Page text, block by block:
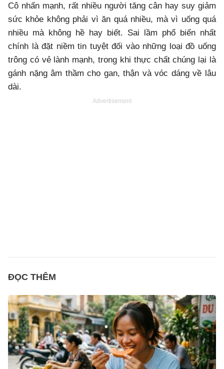
Cô nhấn mạnh, rất nhiều người tăng cân hay suy giảm
sức khỏe không phải vì ăn quá nhiều, mà vì uống quá
nhiều mà không hề hay biết. Sai lầm phổ biến nhất
chính là đặt niềm tin tuyệt đối vào những loại đồ uống
trông có vẻ lành mạnh, trong khi thực chất chúng lại là
gánh nặng âm thầm cho gan, thận và vóc dáng về lâu
dài.
Advertisement
ĐỌC THÊM